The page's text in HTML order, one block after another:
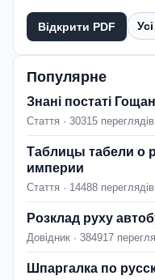
Відкрити PDF
Популярне
Знані постаті
Стаття · 30315
Таблицы табели о
империи
Стаття · 14488
Розклад руху
Довідник · 384917
Шпаргалка по